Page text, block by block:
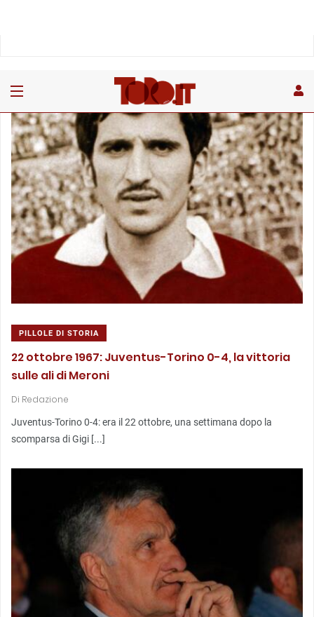
PILLOLE DI STORIA
22 ottobre 1967: Juventus-Torino 0-4, la vittoria
sulle ali di Meroni
Di Redazione
Juventus-Torino 0-4: era il 22 ottobre, una settimana dopo la
scomparsa di Gigi [...]